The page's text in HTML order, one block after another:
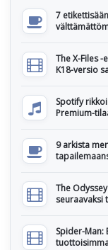
7
The X-Files
K18-versio
Spotify
Premium-
9 arkista
The
seuraavaksi
Spider-Man: